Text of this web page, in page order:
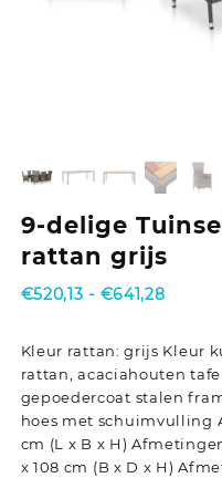
9-delige
rattan grijs
€520,13 - €641,28
Kleur rattan: grijs Kleur
rattan, acaciahouten
gepoedercoat stalen
hoes met schuimvulling
cm (L x B x H)
x 108 cm (B x D x H)